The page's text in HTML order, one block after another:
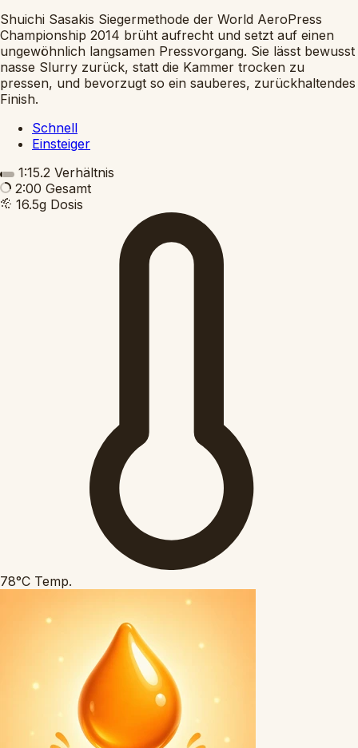
Shuichi Sasakis Siegermethode der World AeroPress
Championship 2014 brüht aufrecht und setzt auf einen
ungewöhnlich langsamen Pressvorgang. Sie lässt bewusst
nasse Slurry zurück, statt die Kammer trocken zu
pressen, und bevorzugt so ein sauberes, zurückhaltendes
Finish.
Schnell
Einsteiger
1:15.2 Verhältnis
2:00 Gesamt
16.5g Dosis
78°C Temp.